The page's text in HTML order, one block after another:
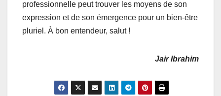
professionnelle peut trouver les moyens de son
expression et de son émergence pour un bien-être
pluriel. À bon entendeur, salut !
Jair Ibrahim